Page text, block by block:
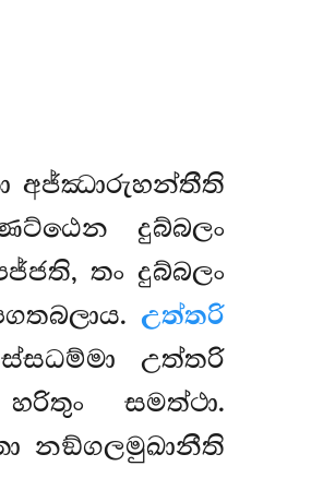
අජ්ඣාරුහන්තීති
දුබ්බලං
තං දුබ්බලං
උත්තරි
උත්තරි
සමත්ථා.
නඞ්ගලමුඛානීති